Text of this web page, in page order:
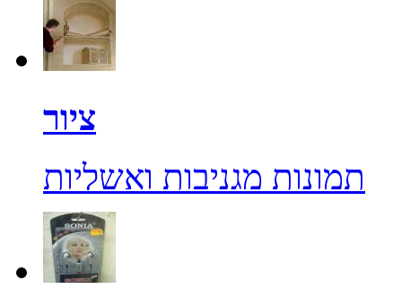
ציור
תמונות מגניבות ואשליות